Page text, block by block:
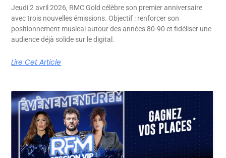
Jeudi 2 avril 2026, RMC Gold célèbre son premier anniversaire
avec trois nouvelles émissions. Objectif : renforcer son
positionnement musical autour des années 80-90 et fidéliser une
audience déjà solide sur le digital.
Lire Cet Article